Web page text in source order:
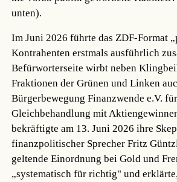
unten).
Im Juni 2026 führte das ZDF-Format
Kontrahenten erstmals ausführlich
Befürworterseite wirbt neben
Fraktionen der Grünen und Linken
Bürgerbewegung Finanzwende e.V.
Gleichbehandlung mit
bekräftigte am 13. Juni 2026 ihre
finanzpolitischer Sprecher Fritz
geltende Einordnung bei Gold und
„systematisch für richtig" und